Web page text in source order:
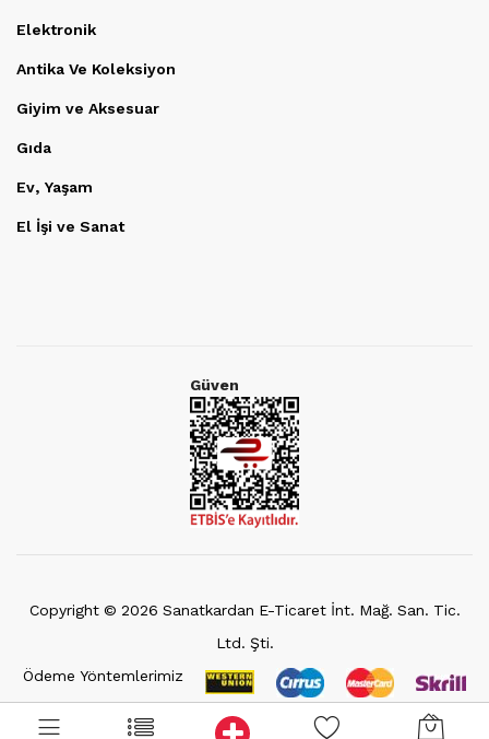
Elektronik
Antika Ve Koleksiyon
Giyim ve Aksesuar
Gıda
Ev, Yaşam
El İşi ve Sanat
Güven
Copyright © 2026 Sanatkardan E-Ticaret İnt. Mağ. San. Tic.
Ltd. Şti.
Ödeme Yöntemlerimiz